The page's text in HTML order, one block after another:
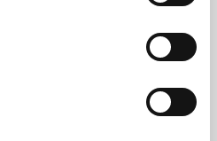
DeubaXXL